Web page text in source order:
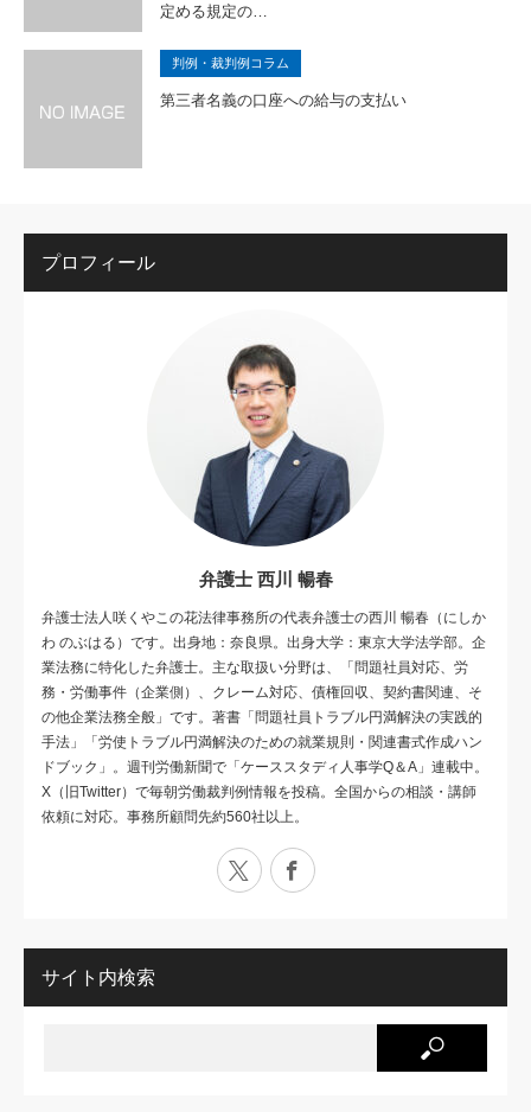
定める規定の…
判例・裁判例コラム
第三者名義の口座への給与の支払い
プロフィール
弁護士 西川 暢春
弁護士法人咲くやこの花法律事務所の代表弁護士の西川 暢春（にしか
わ のぶはる）です。出身地：奈良県。出身大学：東京大学法学部。企
業法務に特化した弁護士。主な取扱い分野は、「問題社員対応、労
務・労働事件（企業側）、クレーム対応、債権回収、契約書関連、そ
の他企業法務全般」です。著書「問題社員トラブル円満解決の実践的
手法」「労使トラブル円満解決のための就業規則・関連書式作成ハン
ドブック」。週刊労働新聞で「ケーススタディ人事学Q＆A」連載中。
X（旧Twitter）で毎朝労働裁判例情報を投稿。全国からの相談・講師
依頼に対応。事務所顧問先約560社以上。
X Facebook
サイト内検索